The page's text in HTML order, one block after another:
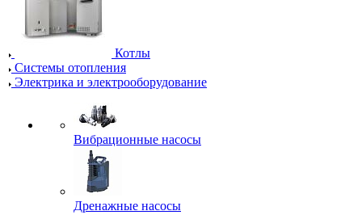
Котлы
Системы отопления
Электрика и электрооборудование
Вибрационные насосы
Дренажные насосы